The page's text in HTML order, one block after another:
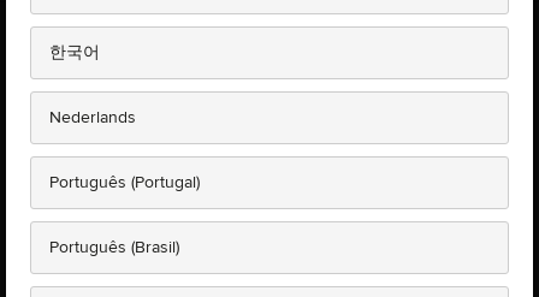
한국어
Nederlands
Português (Portugal)
Português (Brasil)